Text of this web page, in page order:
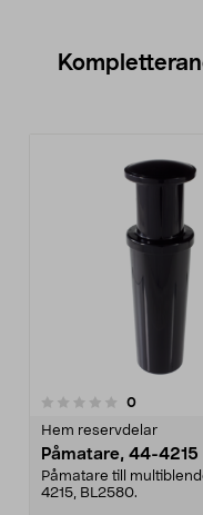
0recensioner
Hem reservdelar
Påmatare, 44-4215
Påmatare till
4215, BL2580.
4.5av 5 stjärnor